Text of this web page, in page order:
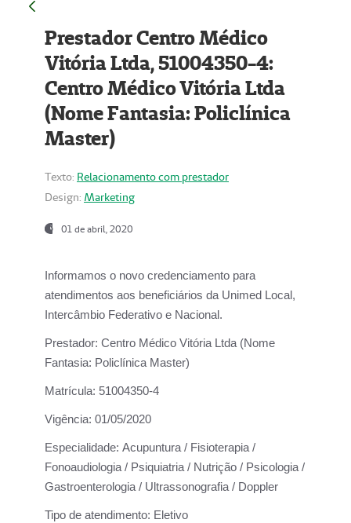
Prestador Centro Médico
Vitória Ltda, 51004350-4:
Centro Médico Vitória Ltda
(Nome Fantasia: Policlínica
Master)
Texto: Relacionamento com prestador
Design: Marketing
01 de abril, 2020
Informamos o novo credenciamento para
atendimentos aos beneficiários da Unimed Local,
Intercâmbio Federativo e Nacional.
Prestador: Centro Médico Vitória Ltda (Nome
Fantasia: Policlínica Master)
Matrícula: 51004350-4
Vigência: 01/05/2020
Especialidade: Acupuntura / Fisioterapia /
Fonoaudiologia / Psiquiatria / Nutrição / Psicologia /
Gastroenterologia / Ultrassonografia / Doppler
Tipo de atendimento: Eletivo